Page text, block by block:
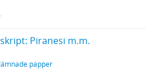
Piranesi m.m.
papper